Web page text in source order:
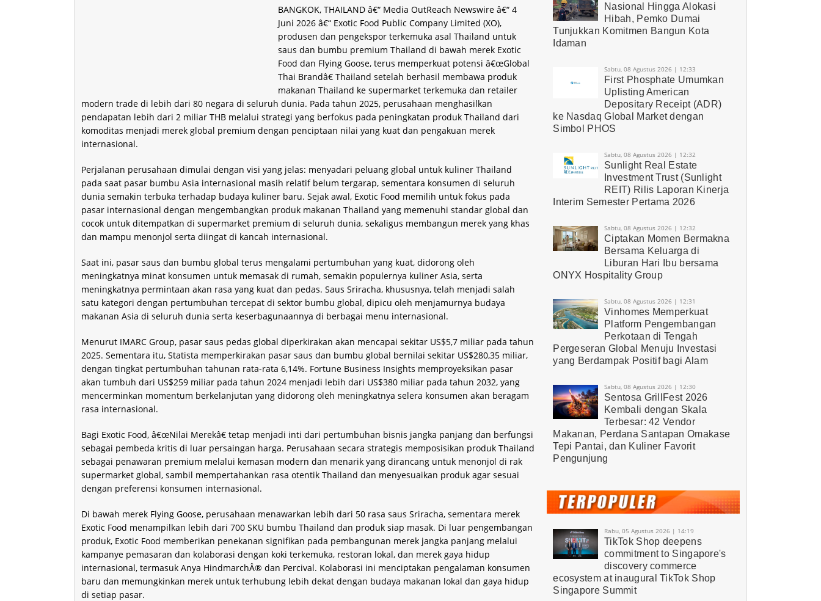
BANGKOK, THAILAND â€“ Media OutReach Newswire â€“ 4
Juni 2026 â€“ Exotic Food Public Company Limited (XO),
produsen dan pengekspor terkemuka asal Thailand untuk
saus dan bumbu premium Thailand di bawah merek Exotic
Food dan Flying Goose, terus memperkuat potensi â€œGlobal
Thai Brandâ€ Thailand setelah berhasil membawa produk
makanan Thailand ke supermarket terkemuka dan retailer
modern trade di lebih dari 80 negara di seluruh dunia. Pada tahun 2025, perusahaan menghasilkan
pendapatan lebih dari 2 miliar THB melalui strategi yang berfokus pada peningkatan produk Thailand dari
komoditas menjadi merek global premium dengan penciptaan nilai yang kuat dan pengakuan merek
internasional.
Perjalanan perusahaan dimulai dengan visi yang jelas: menyadari peluang global untuk kuliner Thailand
pada saat pasar bumbu Asia internasional masih relatif belum tergarap, sementara konsumen di seluruh
dunia semakin terbuka terhadap budaya kuliner baru. Sejak awal, Exotic Food memilih untuk fokus pada
pasar internasional dengan mengembangkan produk makanan Thailand yang memenuhi standar global dan
cocok untuk ditempatkan di supermarket premium di seluruh dunia, sekaligus membangun merek yang khas
dan mampu menonjol serta diingat di kancah internasional.
Saat ini, pasar saus dan bumbu global terus mengalami pertumbuhan yang kuat, didorong oleh
meningkatnya minat konsumen untuk memasak di rumah, semakin populernya kuliner Asia, serta
meningkatnya permintaan akan rasa yang kuat dan pedas. Saus Sriracha, khususnya, telah menjadi salah
satu kategori dengan pertumbuhan tercepat di sektor bumbu global, dipicu oleh menjamurnya budaya
makanan Asia di seluruh dunia serta keserbagunaannya di berbagai menu internasional.
Menurut IMARC Group, pasar saus pedas global diperkirakan akan mencapai sekitar US$5,7 miliar pada tahun
2025. Sementara itu, Statista memperkirakan pasar saus dan bumbu global bernilai sekitar US$280,35 miliar,
dengan tingkat pertumbuhan tahunan rata-rata 6,14%. Fortune Business Insights memproyeksikan pasar
akan tumbuh dari US$259 miliar pada tahun 2024 menjadi lebih dari US$380 miliar pada tahun 2032, yang
mencerminkan momentum berkelanjutan yang didorong oleh meningkatnya selera konsumen akan beragam
rasa internasional.
Bagi Exotic Food, â€œNilai Merekâ€ tetap menjadi inti dari pertumbuhan bisnis jangka panjang dan berfungsi
sebagai pembeda kritis di luar persaingan harga. Perusahaan secara strategis memposisikan produk Thailand
sebagai penawaran premium melalui kemasan modern dan menarik yang dirancang untuk menonjol di rak
supermarket global, sambil mempertahankan rasa otentik Thailand dan menyesuaikan produk agar sesuai
dengan preferensi konsumen internasional.
Di bawah merek Flying Goose, perusahaan menawarkan lebih dari 50 rasa saus Sriracha, sementara merek
Exotic Food menampilkan lebih dari 700 SKU bumbu Thailand dan produk siap masak. Di luar pengembangan
produk, Exotic Food memberikan penekanan signifikan pada pembangunan merek jangka panjang melalui
kampanye pemasaran dan kolaborasi dengan koki terkemuka, restoran lokal, dan merek gaya hidup
internasional, termasuk Anya HindmarchÂ® dan Percival. Kolaborasi ini menciptakan pengalaman konsumen
baru dan memungkinkan merek untuk terhubung lebih dekat dengan budaya makanan lokal dan gaya hidup
di setiap pasar.
Nasional Hingga Alokasi
Hibah, Pemko Dumai
Tunjukkan Komitmen Bangun Kota
Idaman
Sabtu, 08 Agustus 2026 | 12:33
First Phosphate Umumkan
Uplisting American
Depositary Receipt (ADR)
ke Nasdaq Global Market dengan
Simbol PHOS
Sabtu, 08 Agustus 2026 | 12:32
Sunlight Real Estate
Investment Trust (Sunlight
REIT) Rilis Laporan Kinerja
Interim Semester Pertama 2026
Sabtu, 08 Agustus 2026 | 12:32
Ciptakan Momen Bermakna
Bersama Keluarga di
Liburan Hari Ibu bersama
ONYX Hospitality Group
Sabtu, 08 Agustus 2026 | 12:31
Vinhomes Memperkuat
Platform Pengembangan
Perkotaan di Tengah
Pergeseran Global Menuju Investasi
yang Berdampak Positif bagi Alam
Sabtu, 08 Agustus 2026 | 12:30
Sentosa GrillFest 2026
Kembali dengan Skala
Terbesar: 42 Vendor
Makanan, Perdana Santapan Omakase
Tepi Pantai, dan Kuliner Favorit
Pengunjung
Rabu, 05 Agustus 2026 | 14:19
TikTok Shop deepens
commitment to Singapore's
discovery commerce
ecosystem at inaugural TikTok Shop
Singapore Summit